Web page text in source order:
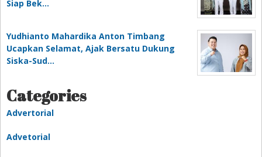
Siap Bek…
Yudhianto Mahardika Anton Timbang
Ucapkan Selamat, Ajak Bersatu Dukung
Siska-Sud…
Categories
Advertorial
Advetorial